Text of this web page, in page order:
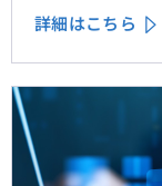
詳細はこちら